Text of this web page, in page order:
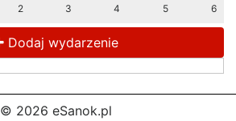
2 3 4 5 6
Dodaj wydarzenie
© 2026 eSanok.pl